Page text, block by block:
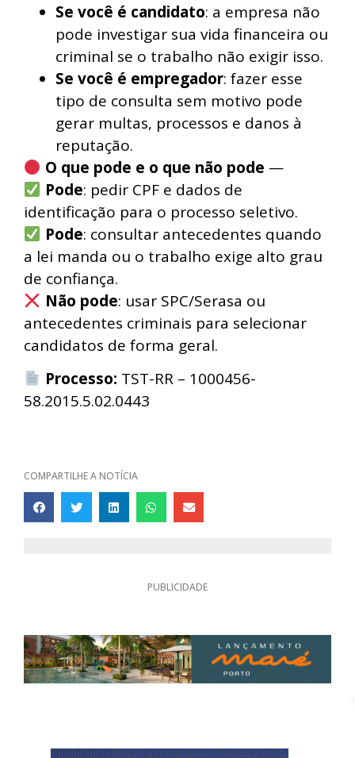
Se você é candidato: a empresa não
pode investigar sua vida financeira ou
criminal se o trabalho não exigir isso.
Se você é empregador: fazer esse
tipo de consulta sem motivo pode
gerar multas, processos e danos à
reputação.
O que pode e o que não pode —
Pode: pedir CPF e dados de
identificação para o processo seletivo.
Pode: consultar antecedentes quando
a lei manda ou o trabalho exige alto grau
de confiança.
Não pode: usar SPC/Serasa ou
antecedentes criminais para selecionar
candidatos de forma geral.
Processo: TST-RR – 1000456-
58.2015.5.02.0443
COMPARTILHE A NOTÍCIA
PUBLICIDADE